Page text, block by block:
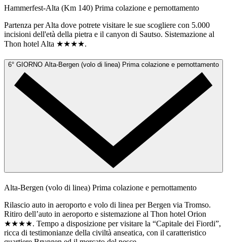
Hammerfest-Alta (Km 140) Prima colazione e pernottamento
Partenza per Alta dove potrete visitare le sue scogliere con 5.000
incisioni dell'età della pietra e il canyon di Sautso. Sistemazione al
Thon hotel Alta ★★★★.
6° GIORNO Alta-Bergen (volo di linea) Prima colazione e pernottamento
Alta-Bergen (volo di linea) Prima colazione e pernottamento
Rilascio auto in aeroporto e volo di linea per Bergen via Tromso.
Ritiro dell’auto in aeroporto e sistemazione al Thon hotel Orion
★★★★. Tempo a disposizione per visitare la “Capitale dei Fiordi”,
ricca di testimonianze della civiltà anseatica, con il caratteristico